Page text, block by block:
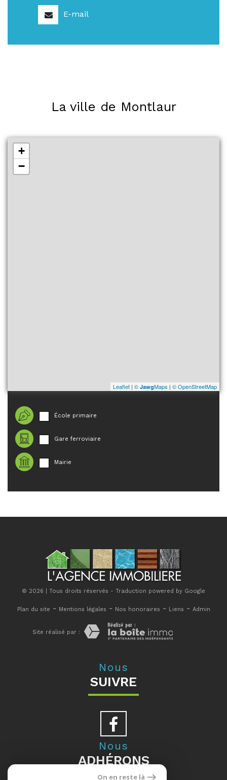
E-mail
La ville de Montlaur
+
−
Leaflet | © JawgMaps | © OpenStreetMap
École primaire
Gare ferroviaire
Mairie
© 2026 | Tous droits réservés - Traduction powered by Google
Plan du site - Mentions légales - Nos honoraires - Liens - Admin
Site réalisé par :
Nous
SUIVRE
Nous
ADHÉRONS
On en reste là